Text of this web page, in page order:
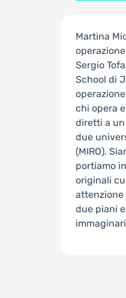
Martina
Sergio
School di
chi opera
diretti a un
due
(MIRO).
portiamo
originali
attenzione
due piani